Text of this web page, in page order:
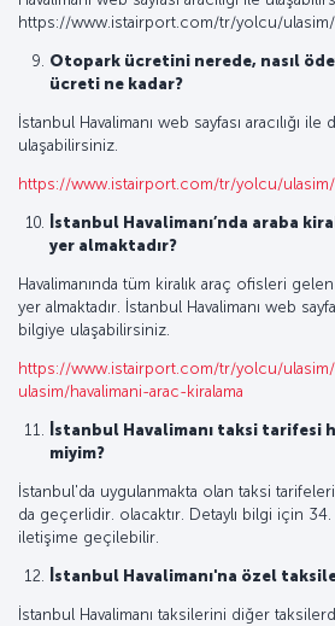
https://www.istairport.com/tr/yolcu/
Otopark ücretini nerede, nasıl
ücreti ne kadar?
İstanbul Havalimanı web sayfası aracılığı ile
ulaşabilirsiniz.
https://www.istairport.com/tr/yolcu/
İstanbul Havalimanı’nda araba
yer almaktadır?
Havalimanında tüm kiralık araç ofisleri
yer almaktadır. İstanbul Havalimanı web
bilgiye ulaşabilirsiniz.
https://www.istairport.com/tr/yolcu/ulasim/
ulasim/havalimani-arac-kiralama
İstanbul Havalimanı taksi tarifesi
miyim?
İstanbul'da uygulanmakta olan taksi
da geçerlidir. olacaktır. Detaylı bilgi için
iletişime geçilebilir.
İstanbul Havalimanı'na özel
İstanbul Havalimanı taksilerini diğer